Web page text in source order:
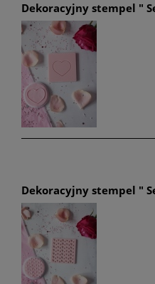
Dekoracyjny stempel "
Dekoracyjny stempel "